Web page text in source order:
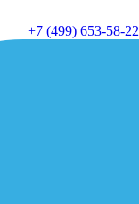
+7 (499) 653-58-22